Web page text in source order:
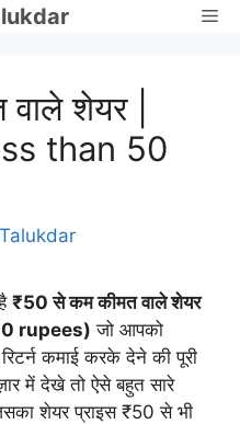
शेयर |
than 50
₹50 से कम कीमत वाले शेयर
rupees) जो आपको
कमाई करके देने की पूरी
में देखे तो ऐसे बहुत सारे
शेयर प्राइस ₹50 से भी